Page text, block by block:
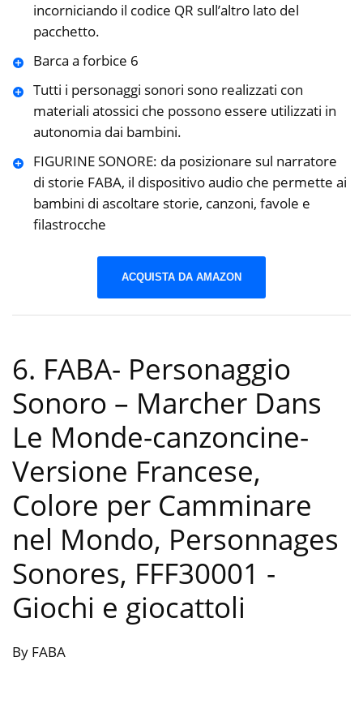
incorniciando il codice QR sull’altro lato del
pacchetto.
Barca a forbice 6
Tutti i personaggi sonori sono realizzati con
materiali atossici che possono essere utilizzati in
autonomia dai bambini.
FIGURINE SONORE: da posizionare sul narratore
di storie FABA, il dispositivo audio che permette ai
bambini di ascoltare storie, canzoni, favole e
filastrocche
ACQUISTA DA AMAZON
6. FABA- Personaggio
Sonoro – Marcher Dans
Le Monde-canzoncine-
Versione Francese,
Colore per Camminare
nel Mondo, Personnages
Sonores, FFF30001 -
Giochi e giocattoli
By FABA